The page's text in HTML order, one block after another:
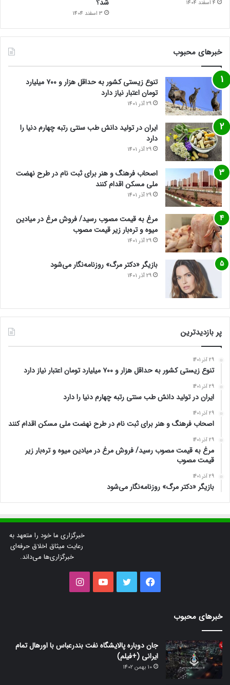
4 اسفند 1404 شد؟
3 اسفند 1404
خبرهای محبوب
تنوع زیستی کشور به حداقل هزار و ۷۰۰ میلیارد
تومان اعتبار نیاز دارد
29 آذر 1401
ایران در تولید دانش طب سنتی رتبه چهارم دنیا را
دارد
29 آذر 1401
اصحاب فرهنگ و هنر برای ثبت نام در طرح نهضت
ملی مسکن اقدام کنند
29 آذر 1401
مرغ به قیمت مصوب رسید/ فروش مرغ در میادین
میوه و تره‌بار زیر قیمت مصوب
29 آذر 1401
بازیگر «دکتر مرگ» روزنامه‌نگار می‌شود
29 آذر 1401
پر بازدیدترین
29 آذر 1401
تنوع زیستی کشور به حداقل هزار و ۷۰۰ میلیارد تومان اعتبار نیاز دارد
29 آذر 1401
ایران در تولید دانش طب سنتی رتبه چهارم دنیا را دارد
29 آذر 1401
اصحاب فرهنگ و هنر برای ثبت نام در طرح نهضت ملی مسکن اقدام کنند
29 آذر 1401
مرغ به قیمت مصوب رسید/ فروش مرغ در میادین میوه و تره‌بار زیر
قیمت مصوب
29 آذر 1401
بازیگر «دکتر مرگ» روزنامه‌نگار می‌شود
خبرگزاری ما خود را متعهد به
رعایت میثاق اخلاق حرفه‌ای
خبرگزاری‌ها می‌داند.
فیس
توییتر یوتیوب
خبرهای محبوب
جان دوباره پالایشگاه نفت بندرعباس با اورهال تمام
ایرانی (+فیلم)
10 بهمن 1402